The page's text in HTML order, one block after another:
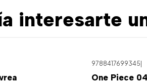
interesarte
9788417699345
One Piece